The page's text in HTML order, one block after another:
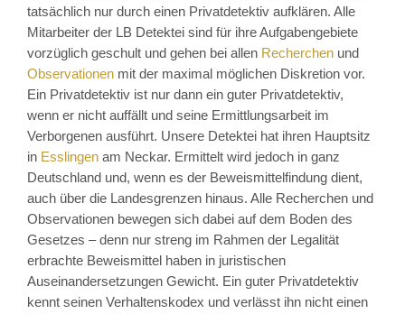
tatsächlich nur durch einen Privatdetektiv aufklären. Alle
Mitarbeiter der LB Detektei sind für ihre Aufgabengebiete
vorzüglich geschult und gehen bei allen Recherchen und
Observationen mit der maximal möglichen Diskretion vor.
Ein Privatdetektiv ist nur dann ein guter Privatdetektiv,
wenn er nicht auffällt und seine Ermittlungsarbeit im
Verborgenen ausführt. Unsere Detektei hat ihren Hauptsitz
in Esslingen am Neckar. Ermittelt wird jedoch in ganz
Deutschland und, wenn es der Beweismittelfindung dient,
auch über die Landesgrenzen hinaus. Alle Recherchen und
Observationen bewegen sich dabei auf dem Boden des
Gesetzes – denn nur streng im Rahmen der Legalität
erbrachte Beweismittel haben in juristischen
Auseinandersetzungen Gewicht. Ein guter Privatdetektiv
kennt seinen Verhaltenskodex und verlässt ihn nicht einen